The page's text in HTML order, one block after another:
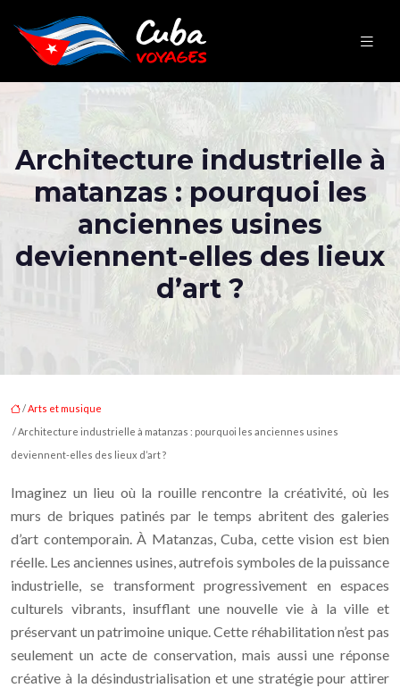
Architecture industrielle à
matanzas : pourquoi les
anciennes usines
deviennent-elles des lieux
d’art ?
/Arts et musique
/ Architecture industrielle à matanzas : pourquoi les anciennes usines
deviennent-elles des lieux d’art ?
Imaginez un lieu où la rouille rencontre la créativité, où les
murs de briques patinés par le temps abritent des galeries
d’art contemporain. À Matanzas, Cuba, cette vision est bien
réelle. Les anciennes usines, autrefois symboles de la puissance
industrielle, se transforment progressivement en espaces
culturels vibrants, insufflant une nouvelle vie à la ville et
préservant un patrimoine unique. Cette réhabilitation n’est pas
seulement un acte de conservation, mais aussi une réponse
créative à la désindustrialisation et une stratégie pour attirer